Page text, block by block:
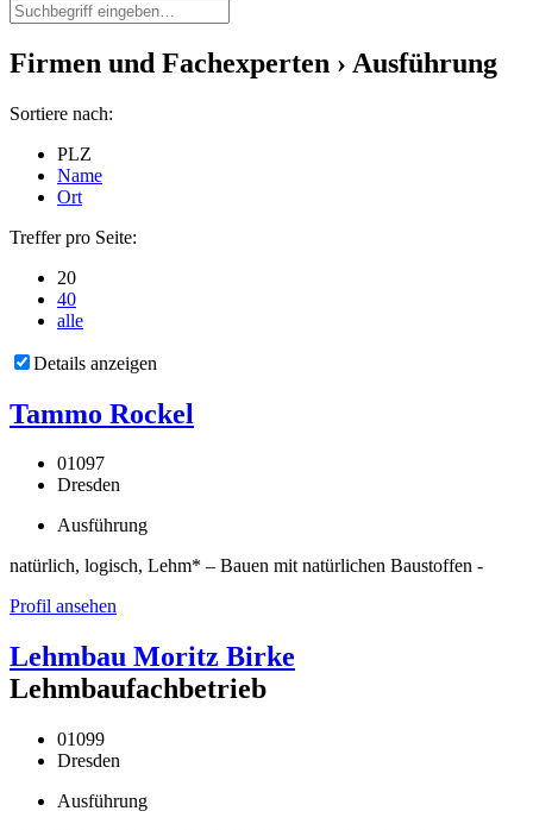
Firmen und Fachexperten › Ausführung
Sortiere nach:
PLZ
Name
Ort
Treffer pro Seite:
20
40
alle
Details anzeigen
Tammo Rockel
01097
Dresden
Ausführung
natürlich, logisch, Lehm* – Bauen mit natürlichen Baustoffen -
Profil ansehen
Lehmbau Moritz Birke
Lehmbaufachbetrieb
01099
Dresden
Ausführung